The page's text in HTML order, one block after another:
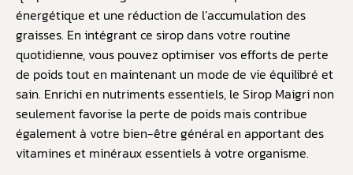
énergétique et une réduction de l’accumulation des
graisses. En intégrant ce sirop dans votre routine
quotidienne, vous pouvez optimiser vos efforts de perte
de poids tout en maintenant un mode de vie équilibré et
sain. Enrichi en nutriments essentiels, le Sirop Maigri non
seulement favorise la perte de poids mais contribue
également à votre bien-être général en apportant des
vitamines et minéraux essentiels à votre organisme.